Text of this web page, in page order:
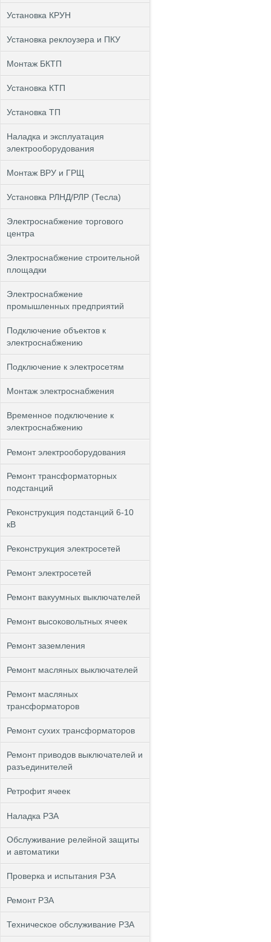
Установка КРУН
Установка реклоузера и ПКУ
Монтаж БКТП
Установка КТП
Установка ТП
Наладка и эксплуатация
электрооборудования
Монтаж ВРУ и ГРЩ
Установка РЛНД/РЛР (Тесла)
Электроснабжение торгового
центра
Электроснабжение строительной
площадки
Электроснабжение
промышленных предприятий
Подключение объектов к
электроснабжению
Подключение к электросетям
Монтаж электроснабжения
Временное подключение к
электроснабжению
Ремонт электрооборудования
Ремонт трансформаторных
подстанций
Реконструкция подстанций 6-10
кВ
Реконструкция электросетей
Ремонт электросетей
Ремонт вакуумных выключателей
Ремонт высоковольтных ячеек
Ремонт заземления
Ремонт масляных выключателей
Ремонт масляных
трансформаторов
Ремонт сухих трансформаторов
Ремонт приводов выключателей и
разъединителей
Ретрофит ячеек
Наладка РЗА
Обслуживание релейной защиты
и автоматики
Проверка и испытания РЗА
Ремонт РЗА
Техническое обслуживание РЗА